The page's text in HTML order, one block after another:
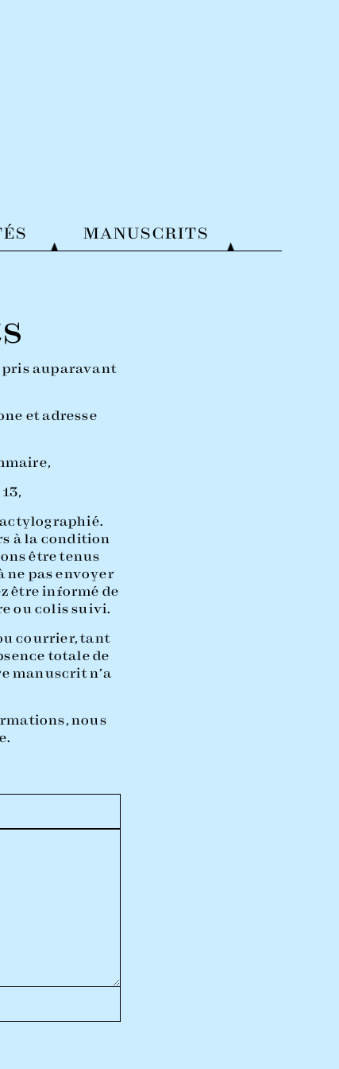
MANUSCRITS
pris auparavant
et adresse
à la condition
être tenus
ne pas envoyer
être informé de
ou colis suivi.
courrier, tant
totale de
manuscrit n’a
nous